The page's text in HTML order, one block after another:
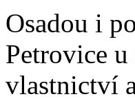
Osadou i
Petrovice
vlastnictví